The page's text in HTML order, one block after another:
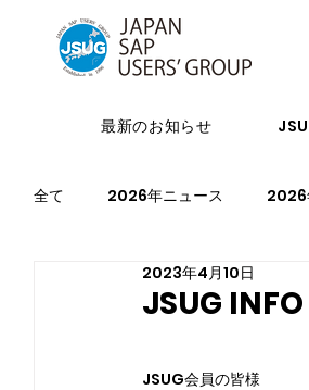
最新のお知らせ
全て 2026年ニュース 2026
2024年イベント 2023年ニ
2021年スケジュール
JSUG
2023年4月10日
JSUG会員の皆様